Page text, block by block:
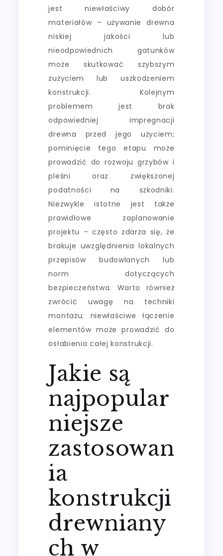
jest niewłaściwy dobór
materiałów – używanie drewna
niskiej jakości lub
nieodpowiednich gatunków
może skutkować szybszym
zużyciem lub uszkodzeniem
konstrukcji. Kolejnym
problemem jest brak
odpowiedniej impregnacji
drewna przed jego użyciem;
pominięcie tego etapu może
prowadzić do rozwoju grzybów i
pleśni oraz zwiększonej
podatności na szkodniki.
Niezwykle istotne jest także
prawidłowe zaplanowanie
projektu – często zdarza się, że
brakuje uwzględnienia lokalnych
przepisów budowlanych lub
norm dotyczących
bezpieczeństwa. Warto również
zwrócić uwagę na techniki
montażu; niewłaściwe łączenie
elementów może prowadzić do
osłabienia całej konstrukcji.
Jakie są
najpopular
niejsze
zastosowan
ia
konstrukcji
drewniany
ch w